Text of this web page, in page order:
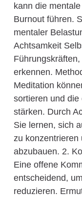
kann die
Burnout führen.
mentaler
Achtsamkeit
erkennen.
Meditation
sortieren und die
stärken. Durch
Sie lernen, sich
zu konzentrieren
abzubauen. 2.
Eine offene
entscheidend,
reduzieren.